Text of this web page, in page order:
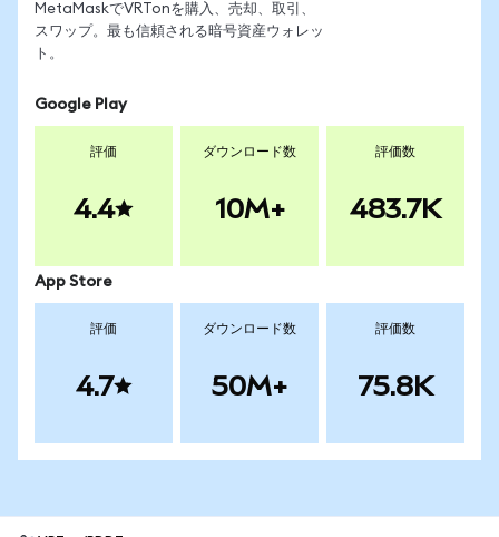
MetaMaskでVRTonを購入、売却、取引、
スワップ。最も信頼される暗号資産ウォレッ
ト。
Google Play
評価
4.4
ダウンロード数
10M+
評価数
483.7K
App Store
評価
4.7
ダウンロード数
50M+
評価数
75.8K